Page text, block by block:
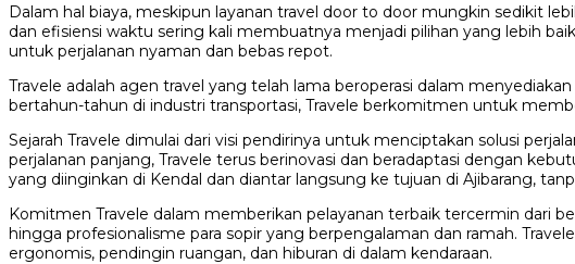
Dalam hal biaya, meskipun layanan travel door to door mungkin sedikit
dan efisiensi waktu sering kali membuatnya menjadi pilihan yang lebih
untuk perjalanan nyaman dan bebas repot.
Travele adalah agen travel yang telah lama beroperasi dalam
bertahun-tahun di industri transportasi, Travele berkomitmen untuk
Sejarah Travele dimulai dari visi pendirinya untuk menciptakan solusi
perjalanan panjang, Travele terus berinovasi dan beradaptasi dengan
yang diinginkan di Kendal dan diantar langsung ke tujuan di Ajibarang,
Komitmen Travele dalam memberikan pelayanan terbaik tercermin dari
hingga profesionalisme para sopir yang berpengalaman dan ramah.
ergonomis, pendingin ruangan, dan hiburan di dalam kendaraan.